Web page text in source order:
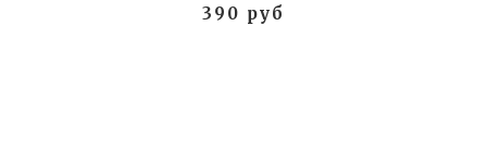
390 руб